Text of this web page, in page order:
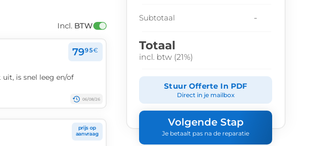
Incl. BTW
7995€
is snel leeg en/of
06/08/26
prijs op
aanvraag
Subtotaal -
Totaal
incl. btw (21%)
Stuur Offerte In PDF
Direct in je mailbox
Volgende Stap
Je betaalt pas na de reparatie